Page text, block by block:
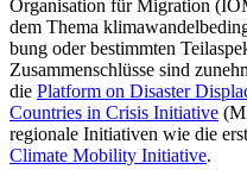
Organisation für Migra­tion
dem Thema
bung oder bestimmten
Zusam­menschlüsse sind
die Platform on Disaster
Countries in Crisis Initiative
regionale Initiativen wie die
Climate Mobility Initiative.